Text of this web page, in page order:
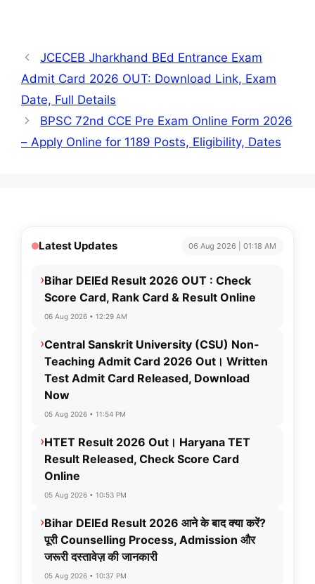
JCECEB Jharkhand BEd Entrance Exam
Admit Card 2026 OUT: Download Link, Exam
Date, Full Details
BPSC 72nd CCE Pre Exam Online Form 2026
– Apply Online for 1189 Posts, Eligibility, Dates
Latest Updates 06 Aug 2026 | 01:18 AM
›Bihar DElEd Result 2026 OUT : Check
Score Card, Rank Card & Result Online
06 Aug 2026 • 12:29 AM
›Central Sanskrit University (CSU) Non-
Teaching Admit Card 2026 Out। Written
Test Admit Card Released, Download
Now
05 Aug 2026 • 11:54 PM
›HTET Result 2026 Out। Haryana TET
Result Released, Check Score Card
Online
05 Aug 2026 • 10:53 PM
›Bihar DElEd Result 2026 आने के बाद क्या करें?
पूरी Counselling Process, Admission और
जरूरी दस्तावेज़ की जानकारी
05 Aug 2026 • 10:37 PM